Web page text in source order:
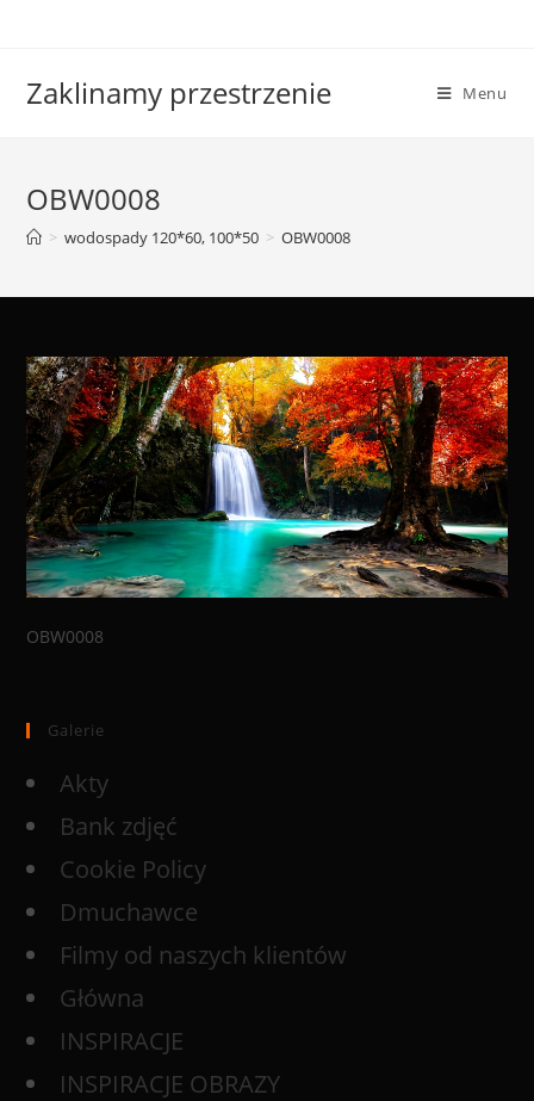
Zaklinamy przestrzenie Menu
OBW0008
> wodospady 120*60, 100*50 > OBW0008
OBW0008
Galerie
Akty
Bank zdjęć
Cookie Policy
Dmuchawce
Filmy od naszych klientów
Główna
INSPIRACJE
INSPIRACJE OBRAZY